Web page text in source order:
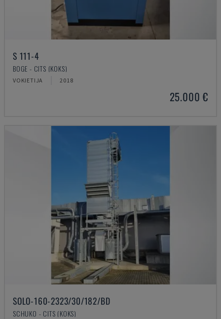
S 111-4
BOGE - CITS (KOKS)
VOKIETIJA 2018
25.000 €
SOLO-160-2323/30/182/BD
SCHUKO - CITS (KOKS)